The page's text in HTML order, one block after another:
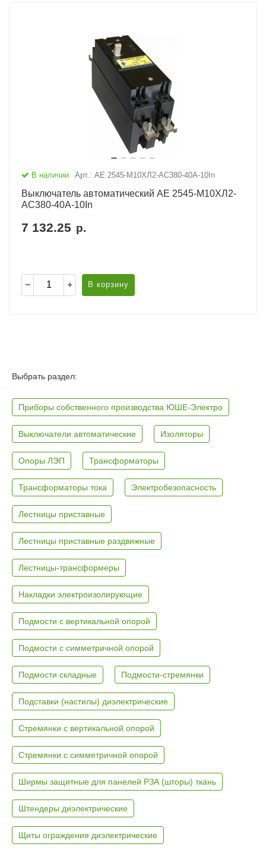
В наличии Арт.: АЕ 2545-М10ХЛ2-AC380-40А-10In
Выключатель автоматический АЕ 2545-М10ХЛ2-
AC380-40А-10In
7 132.25 р.
В корзину
Выбрать раздел:
Приборы собственного производства ЮШЕ-Электро
Выключатели автоматические Изоляторы
Опоры ЛЭП Трансформаторы
Трансформаторы тока Электробезопасность
Лестницы приставные
Лестницы приставные раздвижные
Лестницы-трансформеры
Накладки электроизолирующие
Подмости с вертикальной опорой
Подмости с симметричной опорой
Подмости складные Подмости-стремянки
Подставки (настилы) диэлектрические
Стремянки с вертикальной опорой
Стремянки с симметричной опорой
Ширмы защитные для панелей РЗА (шторы) ткань
Штендеры диэлектрические
Щиты ограждения диэлектрические